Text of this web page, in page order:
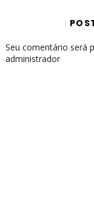
Seu comentário será
administrador